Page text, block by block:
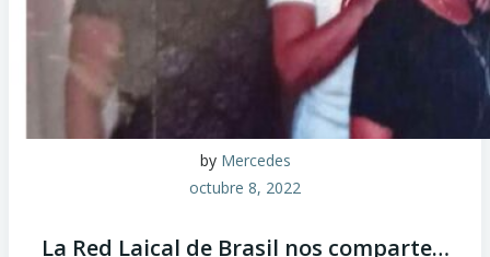
by Mercedes
octubre 8, 2022
La Red Laical de Brasil nos comparte…